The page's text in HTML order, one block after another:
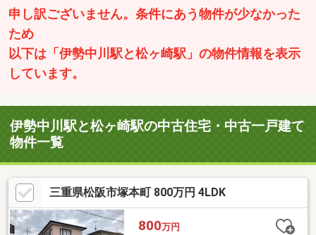
申し訳ございません。条件にあう物件が少なかった
ため
以下は「伊勢中川駅と松ヶ崎駅」の物件情報を表示
しています。
伊勢中川駅と松ヶ崎駅の中古住宅・中古一戸建て
物件一覧
三重県松阪市塚本町 800万円 4LDK
800万円